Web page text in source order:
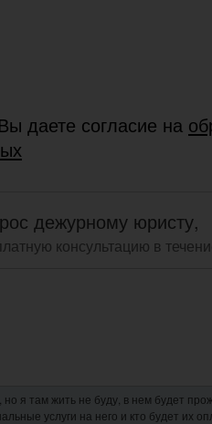
даете согласие на
дежурному юристу,
консультацию в
я там жить не буду, в нем будет
услуги на него и кто будет их